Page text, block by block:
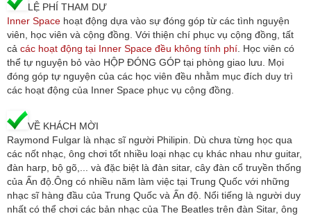
LỆ PHÍ THAM DỰ
Inner Space hoạt động dựa vào sự đóng góp từ các tình nguyện
viên, học viên và cộng đồng. Với thiện chí phục vụ cộng đồng, tất
cả các hoạt động tại Inner Space đều không tính phí . Học viên có
thể tự nguyện bỏ vào HỘP ĐÓNG GÓP tại phòng giao lưu. Mọi
đóng góp tự nguyện của các học viên đều nhằm mục đích duy trì
các hoạt động của Inner Space phục vụ cộng đồng.
VỀ KHÁCH MỜI
Raymond Fulgar là nhạc sĩ người Philipin. Dù chưa từng học qua
các nốt nhạc, ông chơi tốt nhiều loại nhạc cụ khác nhau như guitar,
đàn harp, bộ gõ,... và đặc biệt là đàn sitar, cây đàn cổ truyền thống
của Ấn độ.Ông có nhiều năm làm việc tại Trung Quốc với những
nhạc sĩ hàng đầu của Trung Quốc và Ấn độ. Nổi tiếng là người duy
nhất có thể chơi các bản nhạc của The Beatles trên đàn Sitar, ông